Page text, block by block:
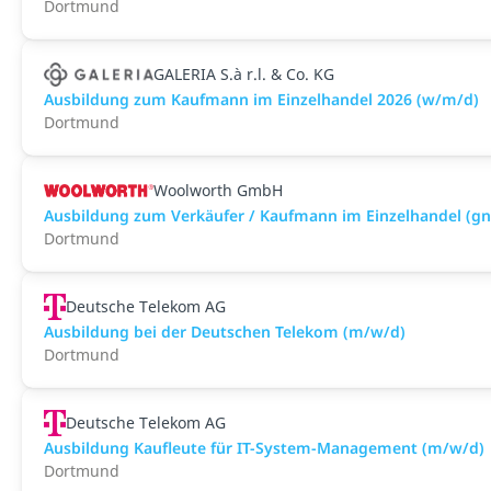
Dortmund
GALERIA S.à r.l. & Co. KG
Ausbildung zum Kaufmann im Einzelhandel 2026 (w/m/d)
Dortmund
Woolworth GmbH
Ausbildung zum Verkäufer / Kaufmann im Einzelhandel
Dortmund
Deutsche Telekom AG
Ausbildung bei der Deutschen Telekom (m/w/d)
Dortmund
Deutsche Telekom AG
Ausbildung Kaufleute für IT-System-Management (m/w/d)
Dortmund